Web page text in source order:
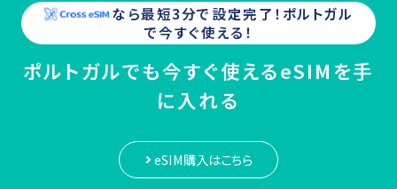
なら最短3分で設定完了！ ポルトガル
で今すぐ使える！
ポルトガルでも今すぐ使えるeSIMを手
に入れる
eSIM購入はこちら